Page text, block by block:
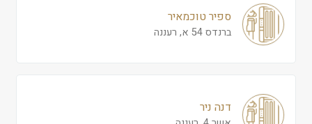
ספיר טוכמאיר
ברנדס 54 א, רעננה
דנה ניר